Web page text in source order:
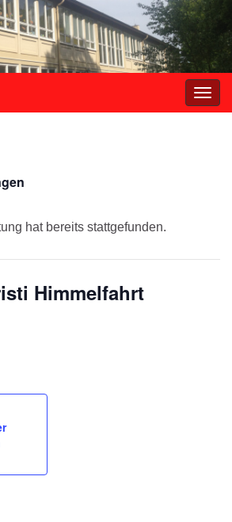
hat bereits stattgefunden.
Himmelfahrt